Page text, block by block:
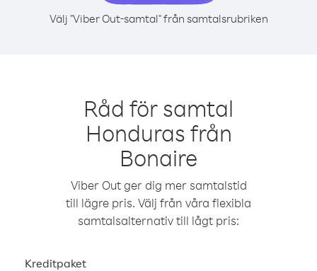
Välj "Viber Out-samtal" från samtalsrubriken
Råd för samtal
Honduras från
Bonaire
Viber Out ger dig mer samtalstid
till lägre pris. Välj från våra flexibla
samtalsalternativ till lågt pris:
Kreditpaket